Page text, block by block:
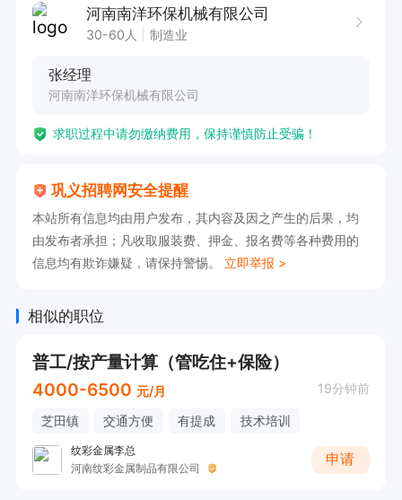
8:00 - 12:00，13:00 - 17:00
河南南洋环保机械有限公司
30-60人 制造业
张经理
河南南洋环保机械有限公司
求职过程中请勿缴纳费用，保持谨慎防止受骗！
巩义招聘网安全提醒
本站所有信息均由用户发布，其内容及因之产生的后果，均
由发布者承担；凡收取服装费、押金、报名费等各种费用的
信息均有欺诈嫌疑，请保持警惕。 立即举报 >
相似的职位
普工/按产量计算（管吃住+保险）
4000-6500 元/月 19分钟前
芝田镇 交通方便 有提成 技术培训
纹彩金属李总
河南纹彩金属制品有限公司
申请